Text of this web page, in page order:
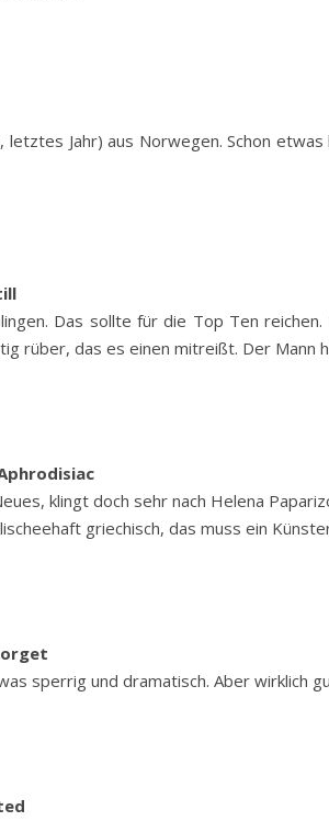
letztes Jahr) aus Norwegen. Schon
Das sollte für die Top Ten
rüber, das es einen mitreißt. Der Mann
klingt doch sehr nach Helena
griechisch, das muss ein
sperrig und dramatisch. Aber wirklich